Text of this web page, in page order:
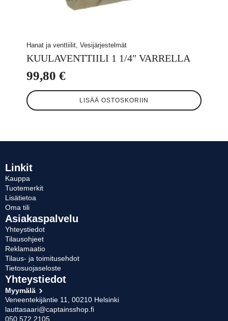
Hanat ja venttiilit, Vesijärjestelmät
KUULAVENTTIILI 1 1/4″ VARRELLA
99,80 €
LISÄÄ OSTOSKORIIN
Linkit
Kauppa
Tuotemerkit
Lisätietoa
Oma tili
Asiakaspalvelu
Yhteystiedot
Tilausohjeet
Reklamaatio
Tilaus- ja toimitusehdot
Tietosuojaseloste
Yhteystiedot
Myymälä
Veneentekijäntie 11, 00210 Helsinki
lauttasaari@captainsshop.fi
050 572 2105